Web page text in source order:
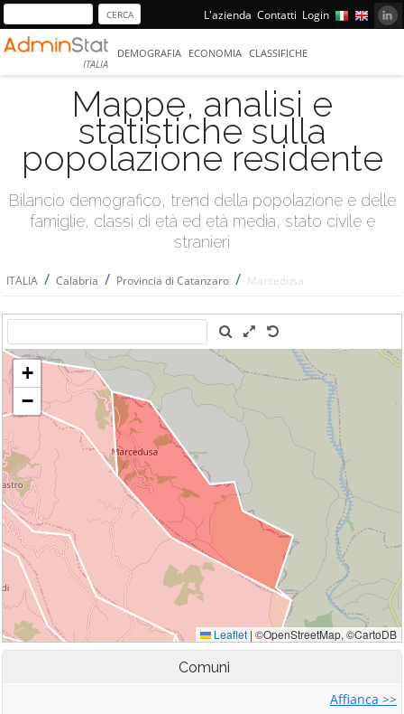
L'azienda Contatti Login
ITALIA
DEMOGRAFIA ECONOMIA CLASSIFICHE
Mappe, analisi e
statistiche sulla
popolazione residente
Bilancio demografico, trend della popolazione e delle
famiglie, classi di età ed età media, stato civile e
stranieri
ITALIA / Calabria / Provincia di Catanzaro / Marcedusa
Comuni
Affianca >>